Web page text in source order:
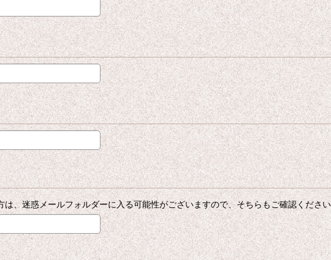
、迷惑メールフォルダーに入る可能性がございますので、そちらもご確認くださ